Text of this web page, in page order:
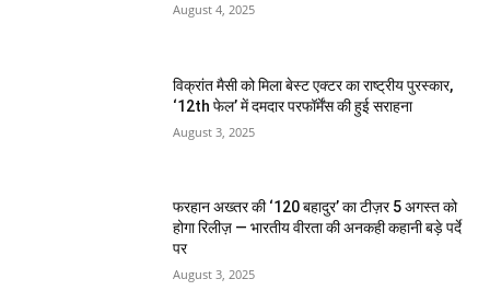
August 4, 2025
विक्रांत मैसी को मिला बेस्ट एक्टर का राष्ट्रीय पुरस्कार,
‘12th फेल’ में दमदार परफॉर्मेंस की हुई सराहना
August 3, 2025
फरहान अख्तर की ‘120 बहादुर’ का टीज़र 5 अगस्त को
होगा रिलीज़ — भारतीय वीरता की अनकही कहानी बड़े पर्दे
पर
August 3, 2025